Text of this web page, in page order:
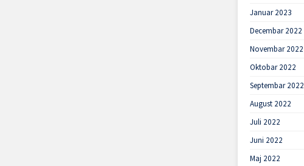
Januar 2023
Decembar 2022
Novembar 2022
Oktobar 2022
Septembar 2022
August 2022
Juli 2022
Juni 2022
Maj 2022